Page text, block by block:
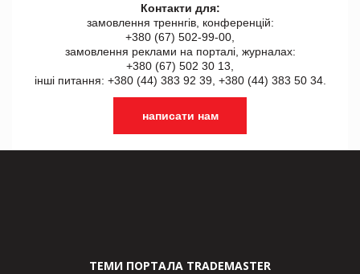
Контакти для:
замовлення треннгів, конференцій:
+380 (67) 502-99-00,
замовлення реклами на порталі, журналах:
+380 (67) 502 30 13,
інші питання: +380 (44) 383 92 39, +380 (44) 383 50 34.
написати нам
ТЕМИ ПОРТАЛА TRADEMASTER